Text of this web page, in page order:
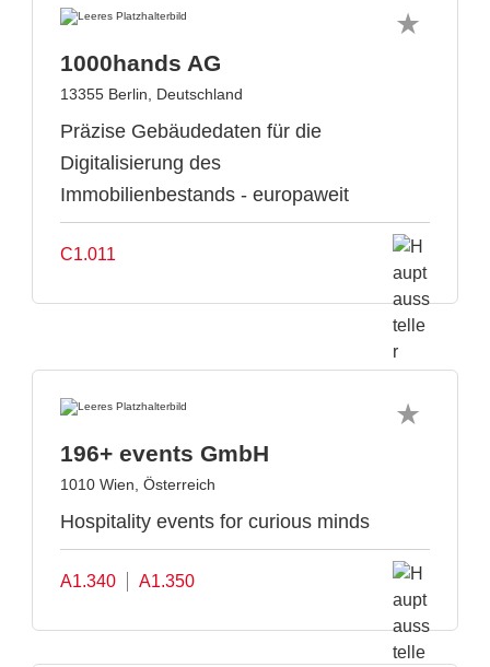
1000hands AG
13355 Berlin, Deutschland
Präzise Gebäudedaten für die
Digitalisierung des
Immobilienbestands - europaweit
C1.011
196+ events GmbH
1010 Wien, Österreich
Hospitality events for curious minds
A1.340 A1.350